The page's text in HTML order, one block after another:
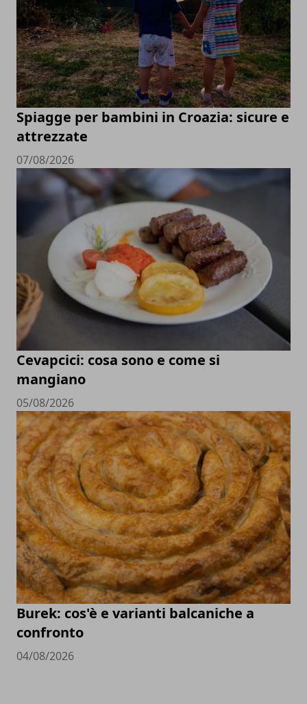
Spiagge per bambini in Croazia: sicure e
attrezzate
07/08/2026
Cevapcici: cosa sono e come si
mangiano
05/08/2026
Burek: cos'è e varianti balcaniche a
confronto
04/08/2026